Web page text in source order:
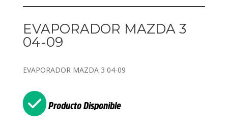
EVAPORADOR MAZDA 3
04-09
EVAPORADOR MAZDA 3 04-09
Producto Disponible